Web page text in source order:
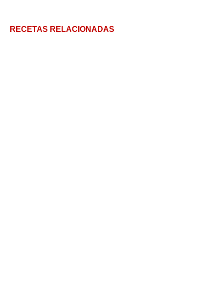
RECETAS RELACIONADAS